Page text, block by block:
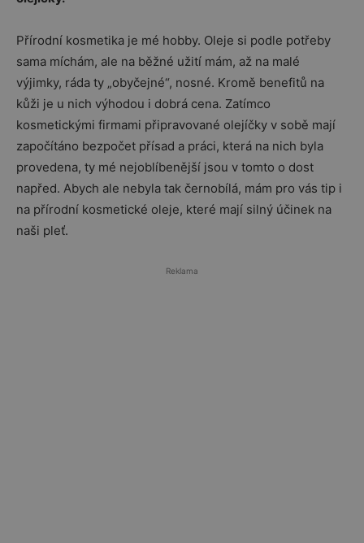
Přírodní kosmetika je mé hobby. Oleje si podle potřeby
sama míchám, ale na běžné užití mám, až na malé
výjimky, ráda ty „obyčejné“, nosné. Kromě benefitů na
kůži je u nich výhodou i dobrá cena. Zatímco
kosmetickými firmami připravované olejíčky v sobě mají
započítáno bezpočet přísad a práci, která na nich byla
provedena, ty mé nejoblíbenější jsou v tomto o dost
napřed. Abych ale nebyla tak černobílá, mám pro vás tip i
na přírodní kosmetické oleje, které mají silný účinek na
naši pleť.
Reklama